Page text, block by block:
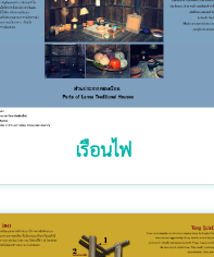
เรือนไฟ